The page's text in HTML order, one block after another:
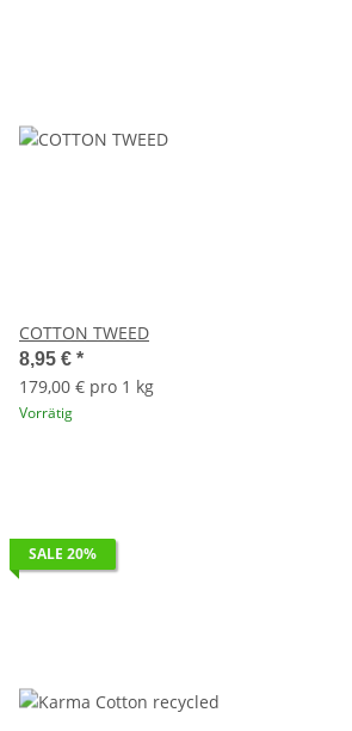
COTTON TWEED
8,95 € *
179,00 € pro 1 kg
Vorrätig
SALE 20%